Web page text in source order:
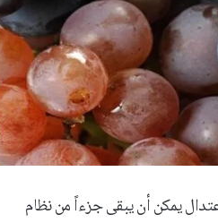
يمكن أن يبقى جزءاً من نظام